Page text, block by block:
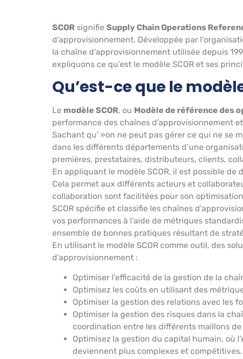
SCOR signifie Supply Chain Operations
d’approvisionnement. Développée par
la chaîne d’approvisionnement utilisée depuis
expliquons ce qu’est le modèle SCOR et ses
Qu’est-ce que le
Le modèle SCOR, ou Modèle de référence des
performance des chaînes d’approvisionnement
Sachant qu' »on ne peut pas gérer ce qui ne se
dans les différents départements d’une
premières, prestataires, distributeurs, clients,
En appliquant le modèle SCOR, il est possible
Cela permet aux différents acteurs et
collaboration sont facilitées pour son
SCOR spécifie et classifie les chaînes
vos performances à l’aide de métriques
ensemble de bonnes pratiques résultant de
En utilisant le modèle SCOR comme outil, des
d’approvisionnement :
Optimiser l’efficacité de la gestion de la
Optimisez les coûts en utilisant des
Optimiser la gestion des relations avec les
Optimiser la gestion des risques dans la
coordination entre les différents maillons de
Optimisez la gestion du capital humain, où
deviennent plus complexes et compétitives.